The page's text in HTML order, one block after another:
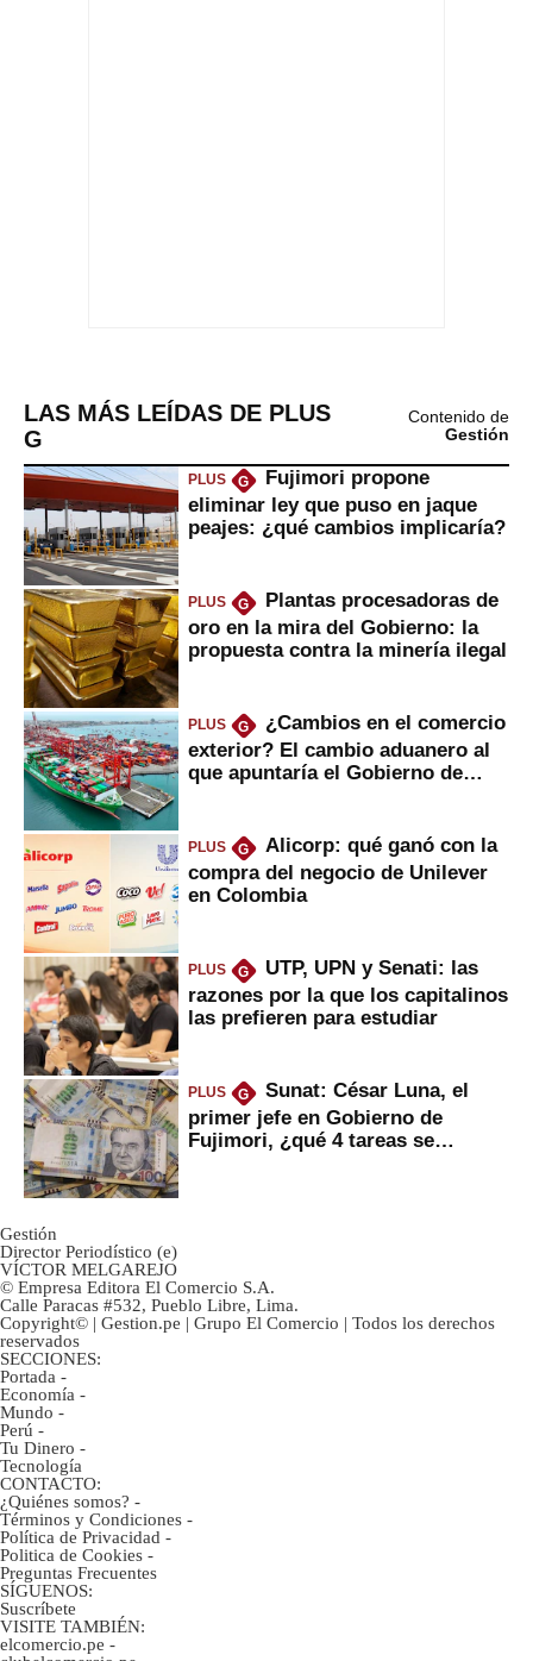
LAS MÁS LEÍDAS DE PLUS
G
Contenido de
Gestión
PLUS G
Fujimori propone
eliminar ley que puso en jaque
peajes: ¿qué cambios implicaría?
PLUS G
Plantas procesadoras de
oro en la mira del Gobierno: la
propuesta contra la minería ilegal
PLUS G
¿Cambios en el comercio
exterior? El cambio aduanero al
que apuntaría el Gobierno de
PLUS G
Alicorp: qué ganó con la
compra del negocio de Unilever
en Colombia
PLUS G
UTP, UPN y Senati: las
razones por la que los capitalinos
las prefieren para estudiar
PLUS G
Sunat: César Luna, el
primer jefe en Gobierno de
Fujimori, ¿qué 4 tareas se
Gestión
Director Periodístico (e)
VÍCTOR MELGAREJO
© Empresa Editora El Comercio S.A.
Calle Paracas #532, Pueblo Libre, Lima.
Copyright© | Gestion.pe | Grupo El Comercio | Todos los derechos
reservados
SECCIONES:
Portada -
Economía -
Mundo -
Perú -
Tu Dinero -
Tecnología
CONTACTO:
¿Quiénes somos? -
Términos y Condiciones -
Política de Privacidad -
Politica de Cookies -
Preguntas Frecuentes
SÍGUENOS:
Suscríbete
VISITE TAMBIÉN:
elcomercio.pe -